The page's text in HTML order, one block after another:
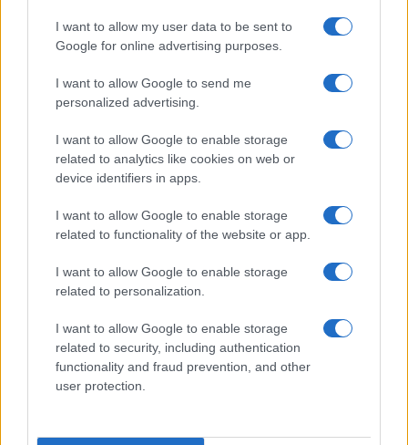
I want to allow my user data to be sent to
Google for online advertising purposes.
I want to allow Google to send me
personalized advertising.
I want to allow Google to enable storage
related to analytics like cookies on web or
device identifiers in apps.
I want to allow Google to enable storage
related to functionality of the website or app.
I want to allow Google to enable storage
related to personalization.
I want to allow Google to enable storage
related to security, including authentication
functionality and fraud prevention, and other
user protection.
F
a
ce
b
o
o
T
w
it
te
r
Pi
n
te
re
st
W
h
at
s
A
p
p
S
h
a
Articolo precedente
Prossimo articolo
NOTIZIE RECENTI
Sangue, musica e solidarietà con Avis Olbia al
Salmo finisce in ospedale a Catania, ma il tour